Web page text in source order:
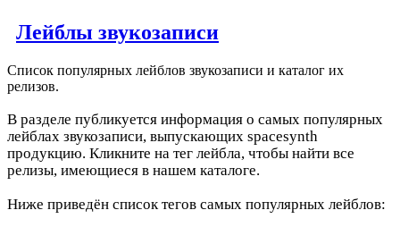
Лейблы звукозаписи
Список популярных лейблов звукозаписи и каталог их
релизов.
В разделе публикуется информация о самых популярных
лейблах звукозаписи, выпускающих spacesynth
продукцию. Кликните на тег лейбла, чтобы найти все
релизы, имеющиеся в нашем каталоге.
Ниже приведён список тегов самых популярных лейблов: